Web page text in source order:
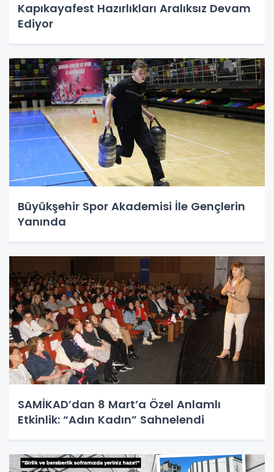
Kapıkayafest Hazırlıkları Aralıksız Devam
Ediyor
Büyükşehir Spor Akademisi İle Gençlerin
Yanında
SAMİKAD’dan 8 Mart’a Özel Anlamlı
Etkinlik: “Adın Kadın” Sahnelendi